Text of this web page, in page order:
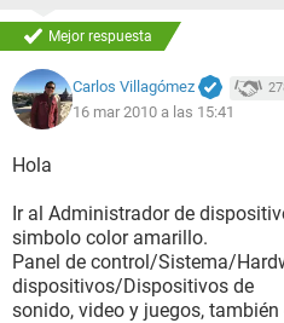
Mejor respuesta
Carlos Villagómez
16 mar 2010 a las 15:41
Hola
Ir al Administrador de
simbolo color amarillo.
Panel de control/Sistema/
dispositivos/Dispositivos de
sonido, video y juegos,